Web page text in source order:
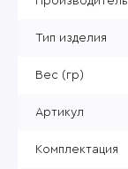
Тип изделия
Вес (гр)
Артикул
Комплектация